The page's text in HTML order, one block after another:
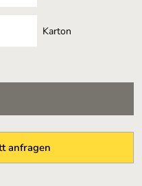
Karton
anfragen